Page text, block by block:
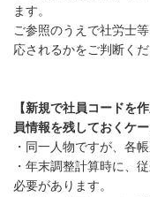
ます。
ご参照のうえで社労士
応されるかをご判断くだ
【新規で社員コードを
員情報を残しておくケー
・同一人物ですが、各
・年末調整計算時に、
必要があります。